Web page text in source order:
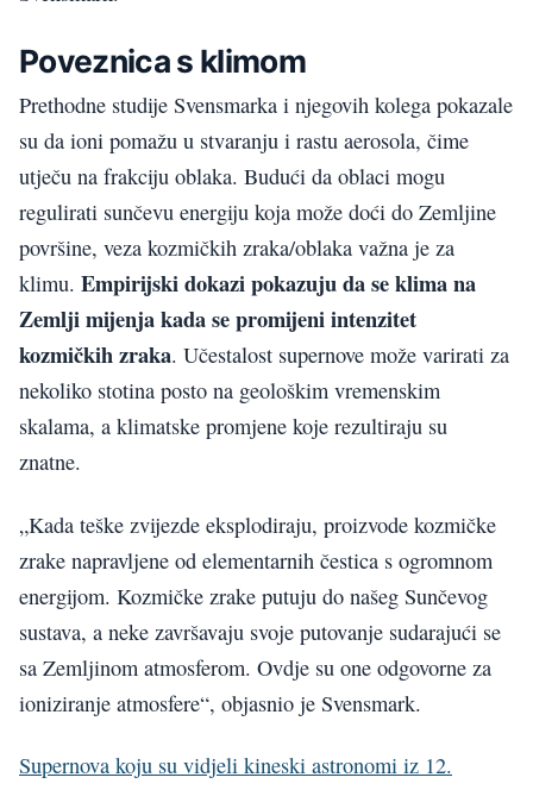
Poveznica s klimom
Prethodne studije Svensmarka i njegovih kolega pokazale
su da ioni pomažu u stvaranju i rastu aerosola, čime
utječu na frakciju oblaka. Budući da oblaci mogu
regulirati sunčevu energiju koja može doći do Zemljine
površine, veza kozmičkih zraka/oblaka važna je za
klimu. Empirijski dokazi pokazuju da se klima na
Zemlji mijenja kada se promijeni intenzitet
kozmičkih zraka. Učestalost supernove može varirati za
nekoliko stotina posto na geološkim vremenskim
skalama, a klimatske promjene koje rezultiraju su
znatne.
„Kada teške zvijezde eksplodiraju, proizvode kozmičke
zrake napravljene od elementarnih čestica s ogromnom
energijom. Kozmičke zrake putuju do našeg Sunčevog
sustava, a neke završavaju svoje putovanje sudarajući se
sa Zemljinom atmosferom. Ovdje su one odgovorne za
ioniziranje atmosfere“, objasnio je Svensmark.
Supernova koju su vidjeli kineski astronomi iz 12.